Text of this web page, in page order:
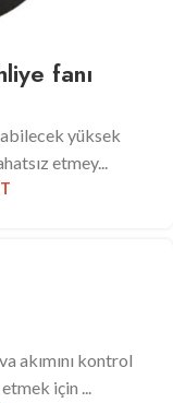
fanı
yüksek
etmey...
akımını kontrol
için ...